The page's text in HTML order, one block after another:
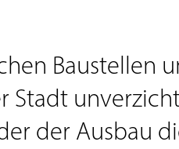
Baustellen
der Ausbau